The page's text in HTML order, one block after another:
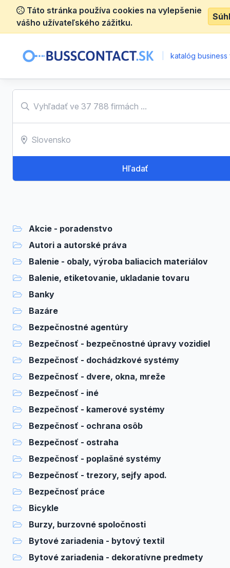
Táto stránka používa cookies na vylepšenie
vášho užívateľského zážitku.
katalóg business
Hľadať
Akcie - poradenstvo
Autori a autorské práva
Balenie - obaly, výroba baliacich materiálov
Balenie, etiketovanie, ukladanie tovaru
Banky
Bazáre
Bezpečnostné agentúry
Bezpečnosť - bezpečnostné úpravy vozidiel
Bezpečnosť - dochádzkové systémy
Bezpečnosť - dvere, okna, mreže
Bezpečnosť - iné
Bezpečnosť - kamerové systémy
Bezpečnosť - ochrana osôb
Bezpečnosť - ostraha
Bezpečnosť - poplašné systémy
Bezpečnosť - trezory, sejfy apod.
Bezpečnosť práce
Bicykle
Burzy, burzovné spoločnosti
Bytové zariadenia - bytový textil
Bytové zariadenia - dekoratívne predmety